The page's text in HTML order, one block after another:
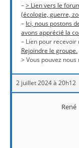
–> Lien vers le
(écologie, guerre,
– Ici, nous postons
avons apprécié la
– Lien pour
Rejoindre le groupe.
> Vous pouvez
2 juillet 2024 à 20h12
René